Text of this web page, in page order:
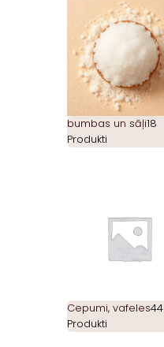
bumbas un sāļi18
Produkti
Cepumi, vafeles44
Produkti